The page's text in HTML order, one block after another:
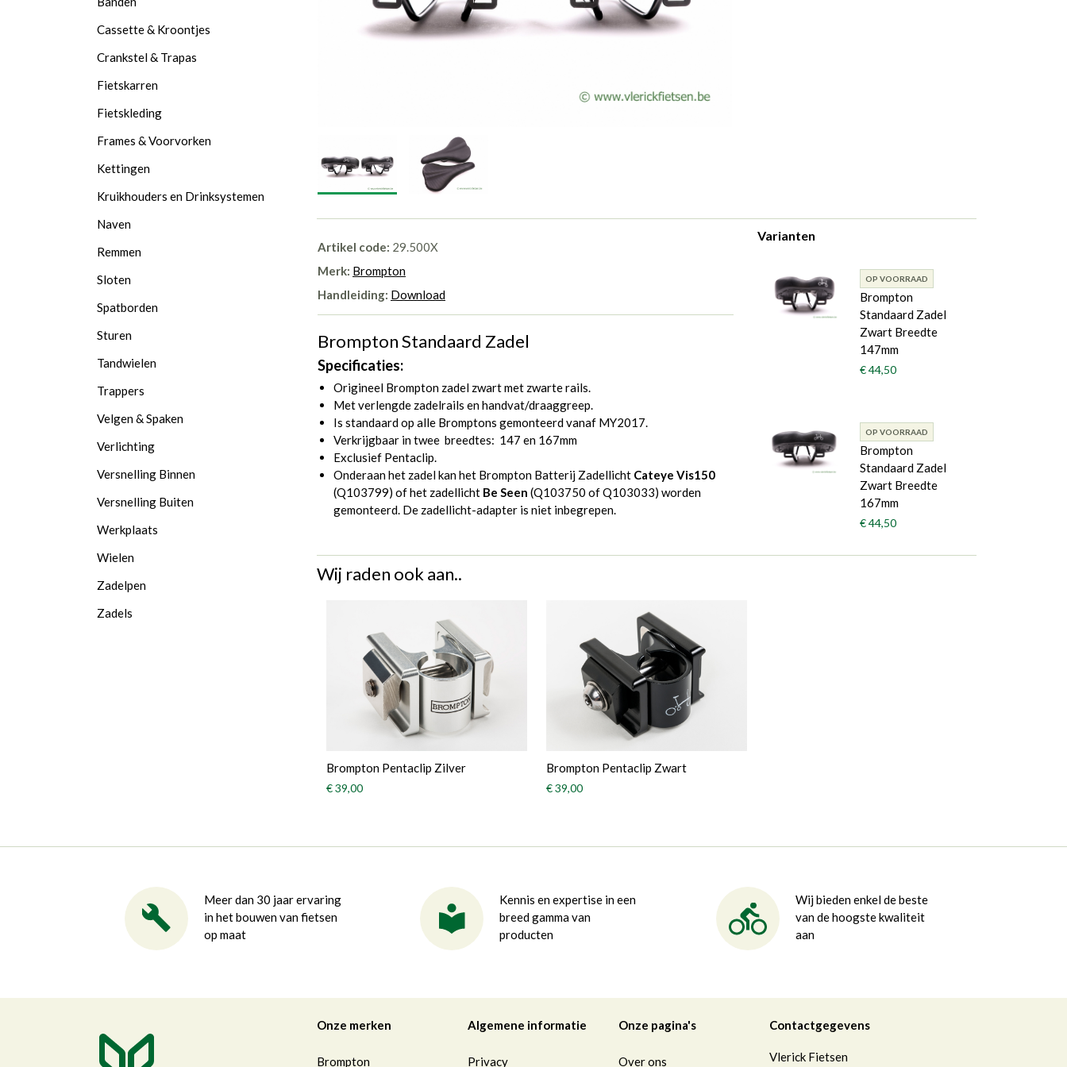
Artikel code: 29.500X
Merk: Brompton
Handleiding: Download
Brompton Standaard Zadel
Specificaties:
Origineel Brompton zadel zwart met zwarte rails.
Met verlengde zadelrails en handvat/draaggreep.
Is standaard op alle Bromptons gemonteerd vanaf MY2017.
Verkrijgbaar in twee breedtes: 147 en 167mm
Exclusief Pentaclip.
Onderaan het zadel kan het Brompton Batterij Zadellicht Cateye Vis150
(Q103799) of het zadellicht Be Seen (Q103750 ofQ103033) worden
gemonteerd. De zadellicht-adapter is niet inbegrepen.
Varianten
OP VOORRAAD
Brompton
Standaard Zadel
Zwart Breedte
147mm
€ 44,50
OP VOORRAAD
Brompton
Standaard Zadel
Zwart Breedte
167mm
€ 44,50
Wij raden ook aan..
Brompton Pentaclip Zilver
€ 39,00
Brompton Pentaclip Zwart
€ 39,00
Cassette & Kroontjes
Crankstel & Trapas
Fietskarren
Fietskleding
Frames & Voorvorken
Kettingen
Kruikhouders en Drinksystemen
Naven
Remmen
Sloten
Spatborden
Sturen
Tandwielen
Trappers
Velgen & Spaken
Verlichting
Versnelling Binnen
Versnelling Buiten
Werkplaats
Wielen
Zadelpen
Zadels
Meer dan 30 jaar ervaring
in het bouwen van fietsen
op maat
Kennis en expertise in een
breed gamma van
producten
Wij bieden enkel de beste
van de hoogste kwaliteit
aan
Onze merken
Brompton
Algemene informatie
Privacy
Onze pagina's
Over ons
Contactgegevens
Vlerick Fietsen